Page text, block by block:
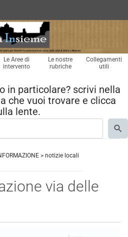
Le Aree di
intervento
Le nostre
rubriche
Collegamenti
utili
in particolare? scrivi nella
che vuoi trovare e clicca
lente.
> notizie locali
via delle